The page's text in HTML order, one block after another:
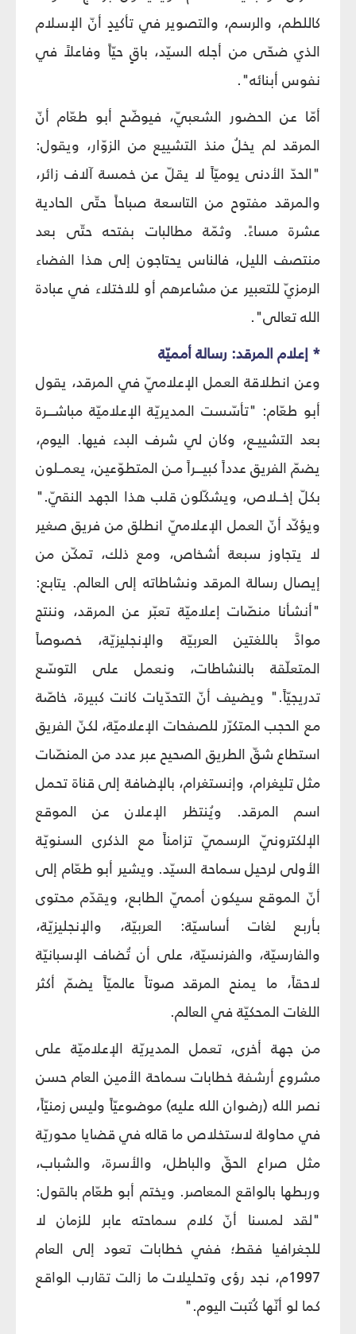
كاللطم، والرسم، والتصوير في تأكيدٍ أنّ الإسلام
الذي ضحّى من أجله السيّد، باقٍ حيّاً وفاعلاً في
نفوس أبنائه".
أمّا عن الحضور الشعبيّ، فيوضّح أبو طعّام أنّ
المرقد لم يخلُ منذ التشييع من الزوّار، ويقول:
"الحدّ الأدنى يوميّاً لا يقلّ عن خمسة آلاف زائر،
والمرقد مفتوح من التاسعة صباحاً حتّى الحادية
عشرة مساءً. وثمّة مطالبات بفتحه حتّى بعد
منتصف الليل، فالناس يحتاجون إلى هذا الفضاء
الرمزيّ للتعبير عن مشاعرهم أو للاختلاء في عبادة
الله تعالى".
* إعلام المرقد: رسالة أمميّة
وعن انطلاقة العمل الإعلاميّ في المرقد، يقول
أبو طعّام: "تأسّست المديريّة الإعلاميّة مباشـــرة
بعد التشييـع، وكان لي شرف البدء فيها. اليوم،
يضمّ الفريق عدداً كبيـــراً مـن المتطوّعين، يعمــلون
بكلّ إخــلاص، ويشكّلون قلب هذا الجهد النقيّ."
ويؤكّد أنّ العمل الإعلاميّ انطلق من فريق صغير
لا يتجاوز سبعة أشخاص، ومع ذلك، تمكّن من
إيصال رسالة المرقد ونشاطاته إلى العالم. يتابع:
"أنشأنا منصّات إعلاميّة تعبّر عن المرقد، وننتج
موادَّ باللغتين العربيّة والإنجليزيّة، خصوصاً
المتعلّقة بالنشاطات، ونعمل على التوسّع
تدريجيّاً." ويضيف أنّ التحدّيات كانت كبيرة، خاصّة
مع الحجب المتكرّر للصفحات الإعلاميّة، لكنّ الفريق
استطاع شقّ الطريق الصحيح عبر عدد من المنصّات
مثل تليغرام، وإنستغرام، بالإضافة إلى قناة تحمل
اسم المرقد. ويُنتظر الإعلان عن الموقع
الإلكترونيّ الرسميّ تزامناً مع الذكرى السنويّة
الأولى لرحيل سماحة السيّد. ويشير أبو طعّام إلى
أنّ الموقع سيكون أمميّ الطابع، ويقدّم محتوى
بأربع لغات أساسيّة: العربيّة، والإنجليزيّة،
والفارسيّة، والفرنسيّة، على أن تُضاف الإسبانيّة
لاحقاً، ما يمنح المرقد صوتاً عالميّاً يضمّ أكثر
اللغات المحكيّة في العالم.
من جهة أخرى، تعمل المديريّة الإعلاميّة على
مشروع أرشفة خطابات سماحة الأمين العام حسن
نصر الله (رضوان الله عليه) موضوعيّاً وليس زمنيّاً،
في محاولة لاستخلاص ما قاله في قضايا محوريّة
مثل صراع الحقّ والباطل، والأسرة، والشباب،
وربطها بالواقع المعاصر. ويختم أبو طعّام بالقول:
"لقد لمسنا أنّ كلام سماحته عابر للزمان لا
للجغرافيا فقط؛ ففي خطابات تعود إلى العام
1997م، نجد رؤى وتحليلات ما زالت تقارب الواقع
كما لو أنّها كُتبت اليوم."